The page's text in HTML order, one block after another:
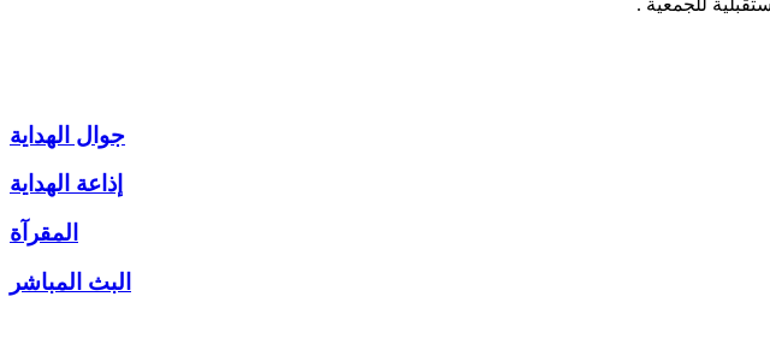
جوال الهداية
إذاعة الهداية
المقرآة
البث المباشر